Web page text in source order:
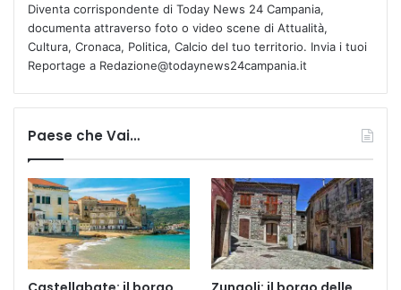
Diventa corrispondente di Today News 24 Campania,
documenta attraverso foto o video scene di Attualità,
Cultura, Cronaca, Politica, Calcio del tuo territorio. Invia i tuoi
Reportage a Redazione@todaynews24campania.it
Paese che Vai…